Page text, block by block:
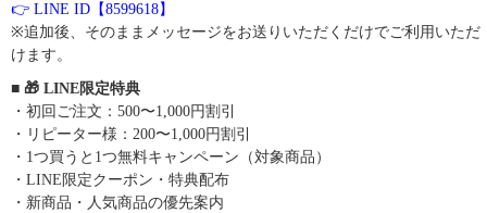
👉 LINE ID【8599618】
※追加後、そのままメッセージをお送りいただくだけでご利用いただ
けます。
■ 🎁 LINE限定特典
・初回ご注文：500〜1,000円割引
・リピーター様：200〜1,000円割引
・1つ買うと1つ無料キャンペーン（対象商品）
・LINE限定クーポン・特典配布
・新商品・人気商品の優先案内